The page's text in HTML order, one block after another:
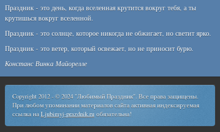
Праздник - это день, когда вселенная крутится вокруг тебя, а ты
крутишься вокруг вселенной.
Праздник - это солнце, которое никогда не обжигает, но светит ярко.
Праздник - это ветер, который освежает, но не приносит бурю.
Констанс Винка Майорелле
Copyright 2012 - © 2024 "Любимый Праздник". Все права защищены.
При любом упоминании материалов сайта активная индексируемая
ссылка наLjubimyj-prazdnik.ru обязательна!